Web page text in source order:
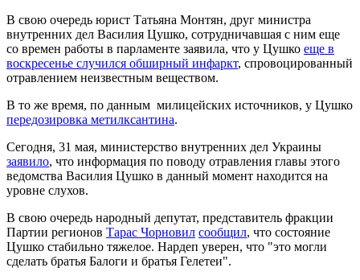
В свою очередь юрист Татьяна Монтян, друг министра
внутренних дел Василия Цушко, сотрудничавшая с ним еще
со времен работы в парламенте заявила, что у Цушко еще в
воскресенье случился обширный инфаркт, спровоцированный
отравлением неизвестным веществом.
В то же время, по данным милицейских источников, у Цушко
передозировка метилксантина.
Сегодня, 31 мая, министерство внутренних дел Украины
заявило, что информация по поводу отравления главы этого
ведомства Василия Цушко в данный момент находится на
уровне слухов.
В свою очередь народный депутат, представитель фракции
Партии регионов Тарас Чорновил сообщил, что состояние
Цушко стабильно тяжелое. Нардеп уверен, что "это могли
сделать братья Балоги и братья Гелетеи".